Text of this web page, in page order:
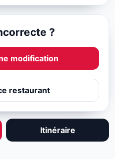
?
modification
restaurant
Itinéraire